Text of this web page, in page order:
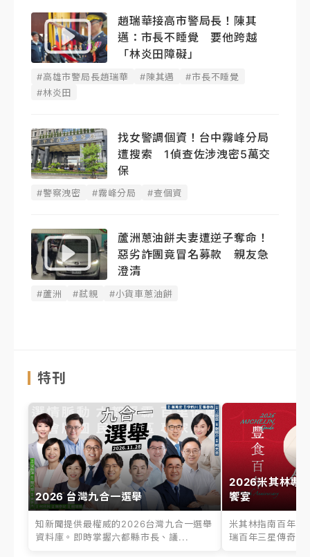
趙瑞華接高市警局長！陳其
邁：市長不睡覺 要他跨越
「林炎田障礙」
#高雄市警局長趙瑞華 #陳其邁
#市長不睡覺
#林炎田
找女警調個資！台中霧峰分局
遭搜索 1偵查佐涉洩密5萬交
保
#警察洩密 #霧峰分局 #查個資
蘆洲蔥油餅夫妻遭逆子奪命！
惡劣詐團竟冒名募款 親友急
澄清
#蘆洲 #弒親 #小貨車蔥油餅
特刊
2026 台灣九合一選舉
知新聞提供最權威的2026台灣九合一選舉
資料庫。即時掌握六都縣市長、議...
2026米其林專
饗宴
米其林指南百年之
瑞百年三星傳奇、